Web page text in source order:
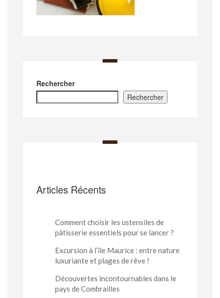
Rechercher
Rechercher
Articles Récents
Comment choisir les ustensiles de
pâtisserie essentiels pour se lancer ?
Excursion à l’île Maurice : entre nature
luxuriante et plages de rêve !
Découvertes incontournables dans le
pays de Combrailles